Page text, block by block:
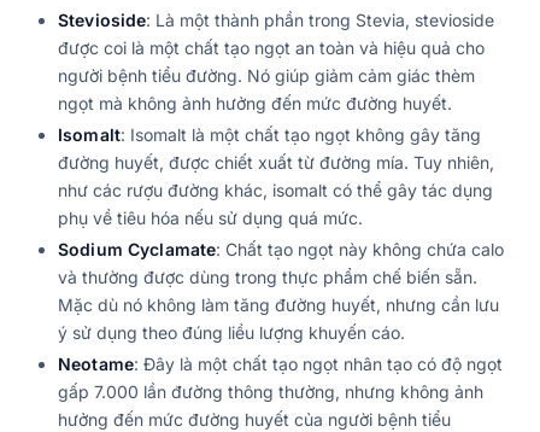
Stevioside: Là một thành phần trong Stevia, stevioside
được coi là một chất tạo ngọt an toàn và hiệu quả cho
người bệnh tiểu đường. Nó giúp giảm cảm giác thèm
ngọt mà không ảnh hưởng đến mức đường huyết.
Isomalt: Isomalt là một chất tạo ngọt không gây tăng
đường huyết, được chiết xuất từ đường mía. Tuy nhiên,
như các rượu đường khác, isomalt có thể gây tác dụng
phụ về tiêu hóa nếu sử dụng quá mức.
Sodium Cyclamate: Chất tạo ngọt này không chứa calo
và thường được dùng trong thực phẩm chế biến sẵn.
Mặc dù nó không làm tăng đường huyết, nhưng cần lưu
ý sử dụng theo đúng liều lượng khuyến cáo.
Neotame: Đây là một chất tạo ngọt nhân tạo có độ ngọt
gấp 7.000 lần đường thông thường, nhưng không ảnh
hưởng đến mức đường huyết của người bệnh tiểu